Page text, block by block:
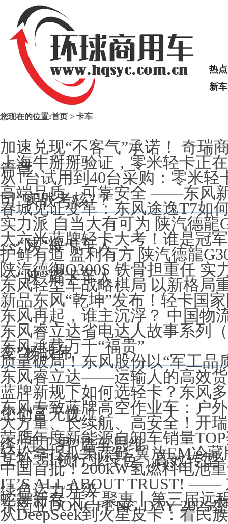
热点
新车
您现在的位置:首页 > 卡车
加速兑现“不客气”承诺！ 奇瑞
篇章
上海牛掰掰验证，零米轻卡正
从1台试用到40台采购：零米轻
司“实战考核”？
高端品质，可靠安全 ——东风
春城见证变革：东风途逸T7如
实力派 自当大有可为 陕汽德龍
~~“陕”耀卡车人
大六米蓝牌轻卡大考！谁是冠
护鲜有道 盈利有方 陕汽德龍
~~“陕”耀卡车人
陕汽德御Q300S 铁骨担重任 实
东风轻型车战略棋局 以新格局
新品东风“乾坤”发布！轻卡国
东风再起，谁主沉浮？ 中国物
东风睿立达省电达人故事系列
友”杨战伟
东风承载万千“福贵”
质量破局！东风股份以“军工品
东风睿立达——运输人的高效
蓝牌新规下如何选轻卡？东风
您创富无忧！
东风专致蓝牌高空作业车：户
大方量、长续航、高安全！开
绎”理工男”造车思维
荣膺年度新能源自卸车销量
互补”引领行业绿色、高效转型
轻松拿捏瓜果蔬鲜 翼放EM冷
中国首批！200kW氢燃料电池
绿色运力升级
IT’S ALL ABOUT TRUST! ——
东南亚DONGFENG DAY 2025
蛇舞新春 开工聚惠丨第三届远
从DeepSeek到火星皮卡：看民